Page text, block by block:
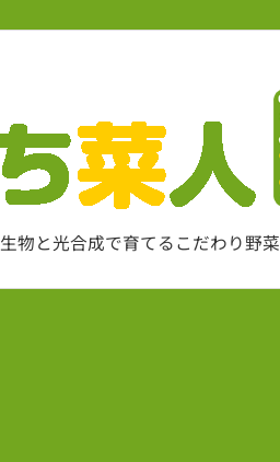
物と光合成で育てるこだわり野菜